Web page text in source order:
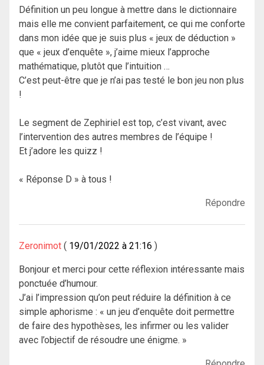
Définition un peu longue à mettre dans le dictionnaire
mais elle me convient parfaitement, ce qui me conforte
dans mon idée que je suis plus « jeux de déduction »
que « jeux d’enquête », j’aime mieux l’approche
mathématique, plutôt que l’intuition …
C’est peut-être que je n’ai pas testé le bon jeu non plus
!
Le segment de Zephiriel est top, c’est vivant, avec
l’intervention des autres membres de l’équipe !
Et j’adore les quizz !
« Réponse D » à tous !
Répondre
Zeronimot 19/01/2022 à 21:16
Bonjour et merci pour cette réflexion intéressante mais
ponctuée d’humour.
J’ai l’impression qu’on peut réduire la définition à ce
simple aphorisme : « un jeu d’enquête doit permettre
de faire des hypothèses, les infirmer ou les valider
avec l’objectif de résoudre une énigme. »